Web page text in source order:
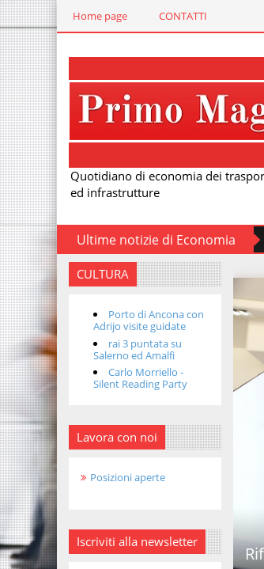
Home page CONTATTI
Quotidiano di economia dei
ed infrastrutture
Ultime notizie di Economia
CULTURA
Porto di Ancona con
Adrijo visite guidate
rai 3 puntata su
Salerno ed Amalfi
Carlo Morriello -
Silent Reading Party
Lavora con noi
Posizioni aperte
Iscriviti alla newsletter